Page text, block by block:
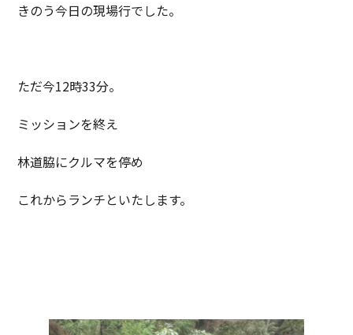
きのう今日の現場行でした。
ただ今12時33分。
ミッションを終え
林道脇にクルマを停め
これからランチといたします。